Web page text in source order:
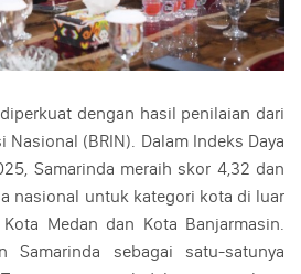
dengan hasil penilaian dari
Nasional (BRIN). Dalam Indeks Daya
Samarinda meraih skor 4,32 dan
nasional untuk kategori kota di luar
Medan dan Kota Banjarmasin.
Samarinda sebagai satu-satunya